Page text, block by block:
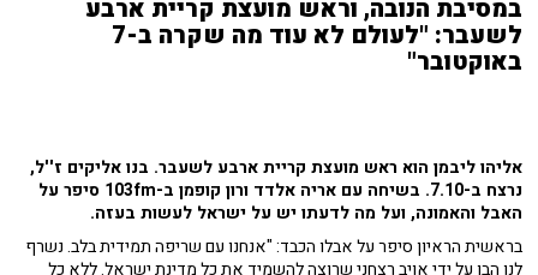
במסיבת הנובה, וראש מועצת קריית ארבע
לשעבר: "לעולם לא עוד מה שקרה ב-7
באוקטובר"
אליהו ליבמן הוא ראש מועצת קריית ארבע לשעבר. בנו אליקים ז''ל,
נרצח ב-7.10. בשיחה עם אריה אלדד ורון קופמן ב-103fm סיפר על
האבל והאמונה, ועל מה לדעתו יש על ישראל לעשות בעזה.
בראשית הראיון סיפר על אבלו הכבד: "אנחנו עם שריפה תמידית בלב. נשרף
לנו הבן על ידי אויב רצחני שרוצה להשמיד את כל מדינת ישראל. ללא כל